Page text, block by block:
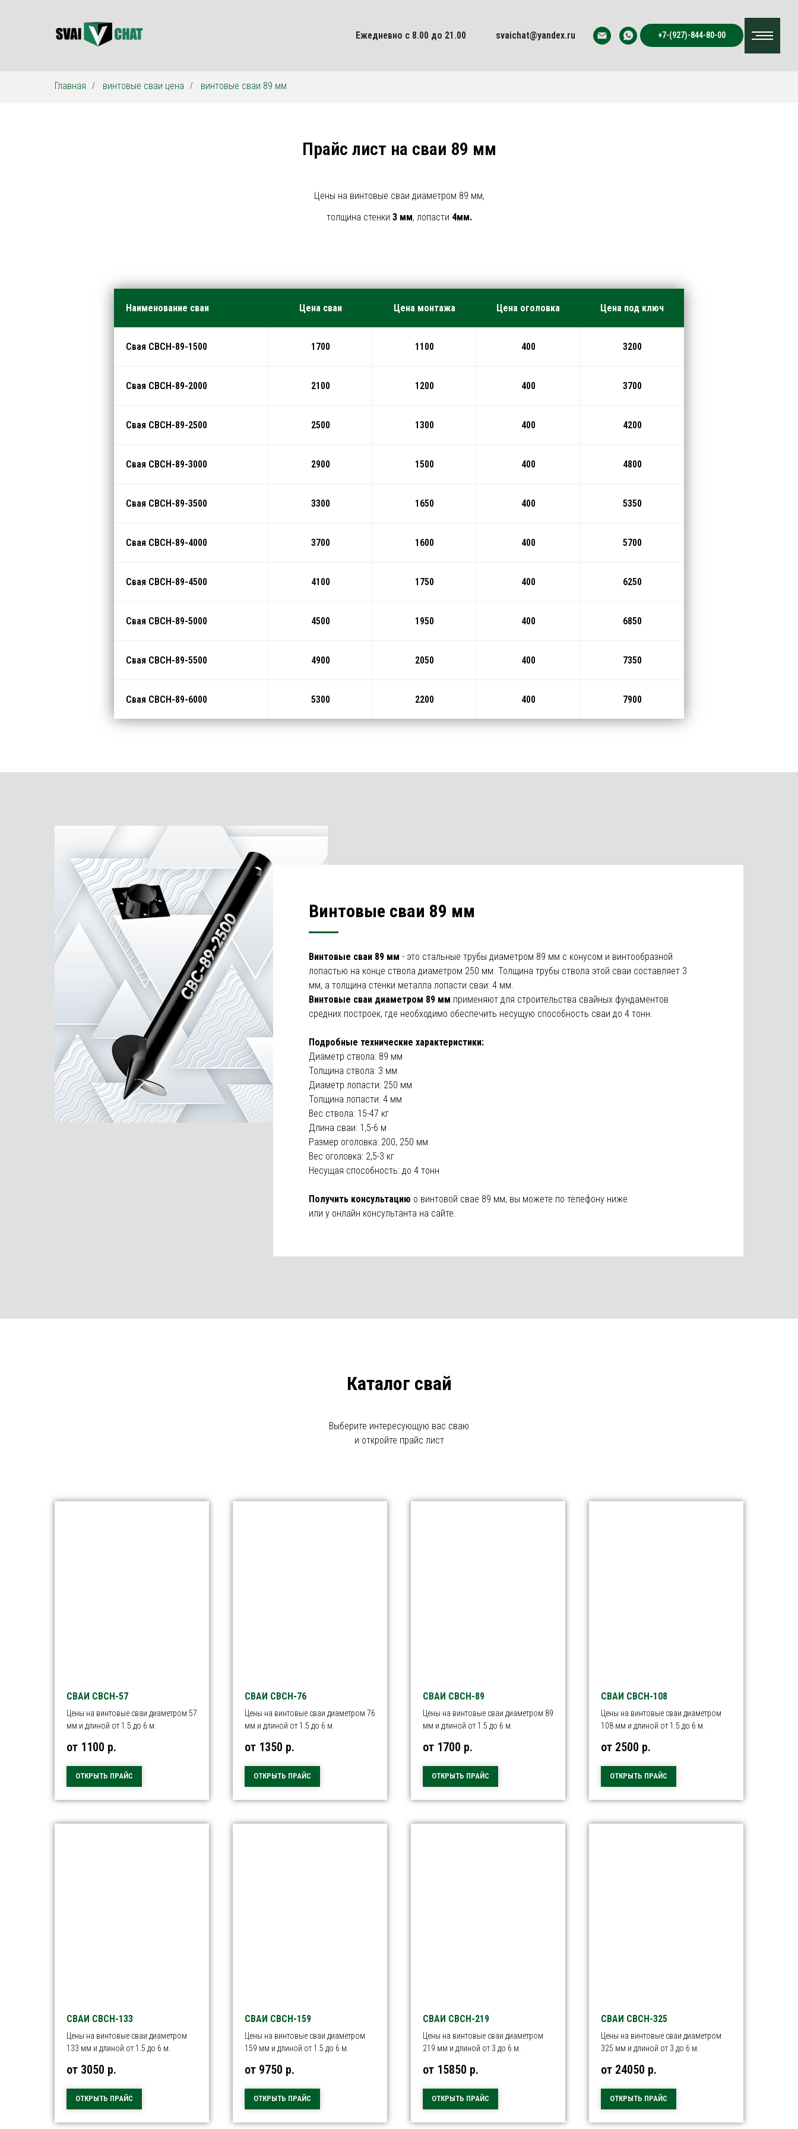
Ежедневно с 8.00 до 21.00 svaichat@yandex.ru +7-(927)-844-80-00
Главная / винтовые сваи цена / винтовые сваи 89 мм
Прайс лист на сваи 89 мм
Цены на винтовые сваи диаметром 89 мм,
толщина стенки 3 мм, лопасти 4мм.
Наименование сваи Цена сваи Цена монтажа Цена оголовка Цена под ключ
Свая СВСН-89-1500 1700 1100 400 3200
Свая СВСН-89-2000 2100 1200 400 3700
Свая СВСН-89-2500 2500 1300 400 4200
Свая СВСН-89-3000 2900 1500 400 4800
Свая СВСН-89-3500 3300 1650 400 5350
Свая СВСН-89-4000 3700 1600 400 5700
Свая СВСН-89-4500 4100 1750 400 6250
Свая СВСН-89-5000 4500 1950 400 6850
Свая СВСН-89-5500 4900 2050 400 7350
Свая СВСН-89-6000 5300 2200 400 7900
Винтовые сваи 89 мм
Винтовые сваи 89 мм - это стальные трубы диаметром 89 мм с конусом и винтообразной
лопастью на конце ствола диаметром 250 мм. Толщина трубы ствола этой сваи составляет 3
мм, а толщина стенки металла лопасти сваи: 4 мм.
Винтовые сваи диаметром 89 мм применяют для строительства свайных фундаментов
средних построек, где необходимо обеспечить несущую способность сваи до 4 тонн.
Подробные технические характеристики:
Диаметр ствола: 89 мм
Толщина ствола: 3 мм
Диаметр лопасти: 250 мм
Толщина лопасти: 4 мм
Вес ствола: 15-47 кг
Длина сваи: 1,5-6 м
Размер оголовка: 200, 250 мм
Вес оголовка: 2,5-3 кг
Несущая способность: до 4 тонн
Получить консультацию о винтовой свае 89 мм, вы можете по телефону ниже
или у онлайн консультанта на сайте.
Каталог свай
Выберите интересующую вас сваю
и откройте прайс лист
СВАИ СВСН-57
Цены на винтовые сваи диаметром 57
мм и длиной от 1.5 до 6 м.
от 1100 р.
ОТКРЫТЬ ПРАЙС
СВАИ СВСН-76
Цены на винтовые сваи диаметром 76
мм и длиной от 1.5 до 6 м.
от 1350 р.
ОТКРЫТЬ ПРАЙС
СВАИ СВСН-89
Цены на винтовые сваи диаметром 89
мм и длиной от 1.5 до 6 м.
от 1700 р.
ОТКРЫТЬ ПРАЙС
СВАИ СВСН-108
Цены на винтовые сваи диаметром
108 мм и длиной от 1.5 до 6 м.
от 2500 р.
ОТКРЫТЬ ПРАЙС
СВАИ СВСН-133
Цены на винтовые сваи диаметром
133 мм и длиной от 1.5 до 6 м.
от 3050 р.
ОТКРЫТЬ ПРАЙС
СВАИ СВСН-159
Цены на винтовые сваи диаметром
159 мм и длиной от 1.5 до 6 м.
от 9750 р.
ОТКРЫТЬ ПРАЙС
СВАИ СВСН-219
Цены на винтовые сваи диаметром
219 мм и длиной от 3 до 6 м.
от 15850 р.
ОТКРЫТЬ ПРАЙС
СВАИ СВСН-325
Цены на винтовые сваи диаметром
325 мм и длиной от 3 до 6 м.
от 24050 р.
ОТКРЫТЬ ПРАЙС